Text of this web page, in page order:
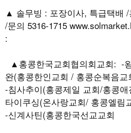
▲ 솔무빙 : 포장이사, 특급택배
/문의 5316-1715
:
▲홍콩한국교회협의회교회: -
완(홍콩한인교회 / 홍콩순복음교
-침사추이(홍콩제일 교회/홍콩
타이쿠싱(온사랑교회/ 홍콩엘림
-신계사틴(홍콩한국선교교회